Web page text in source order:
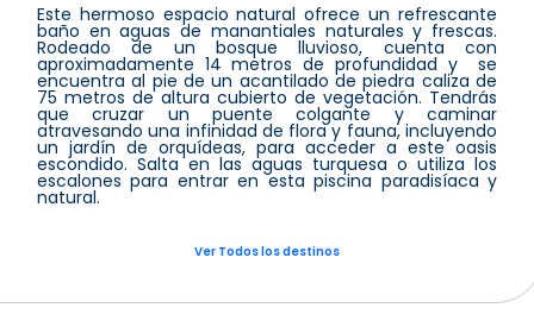
Este hermoso espacio natural ofrece un refrescante
baño en aguas de manantiales naturales y frescas.
Rodeado de un bosque lluvioso, cuenta con
aproximadamente 14 metros de profundidad y se
encuentra al pie de un acantilado de piedra caliza de
75 metros de altura cubierto de vegetación. Tendrás
que cruzar un puente colgante y caminar
atravesando una infinidad de flora y fauna, incluyendo
un jardín de orquídeas, para acceder a este oasis
escondido. Salta en las aguas turquesa o utiliza los
escalones para entrar en esta piscina paradisíaca y
natural.
Ver Todos los destinos